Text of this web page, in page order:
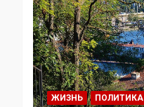
ЖИЗНЬ ПОЛИТИКА